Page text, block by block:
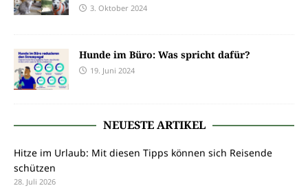
3. Oktober 2024
Hunde im Büro: Was spricht dafür?
19. Juni 2024
NEUESTE ARTIKEL
Hitze im Urlaub: Mit diesen Tipps können sich Reisende
schützen
28. Juli 2026